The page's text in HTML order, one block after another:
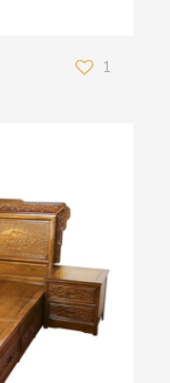
1